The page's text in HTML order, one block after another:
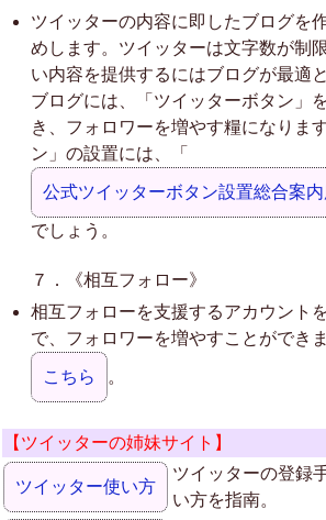
ツイッターの内容に即したブログを
めします。ツイッターは文字数が制
い内容を提供するにはブログが最適
ブログには、「ツイッターボタン」
き、フォロワーを増やす糧になりま
ン」の設置には、「
公式ツイッターボタン設置総合案
でしょう。
７．《相互フォロー》
相互フォローを支援するアカウント
で、フォロワーを増やすことができ
こちら 。
【ツイッターの姉妹サイト】
ツイッター使い方
ツイッターの登録
い方を指南。